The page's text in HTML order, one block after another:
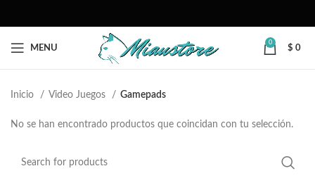
MENU
0
$ 0
Inicio Video Juegos Gamepads
No se han encontrado productos que coincidan con tu selección.